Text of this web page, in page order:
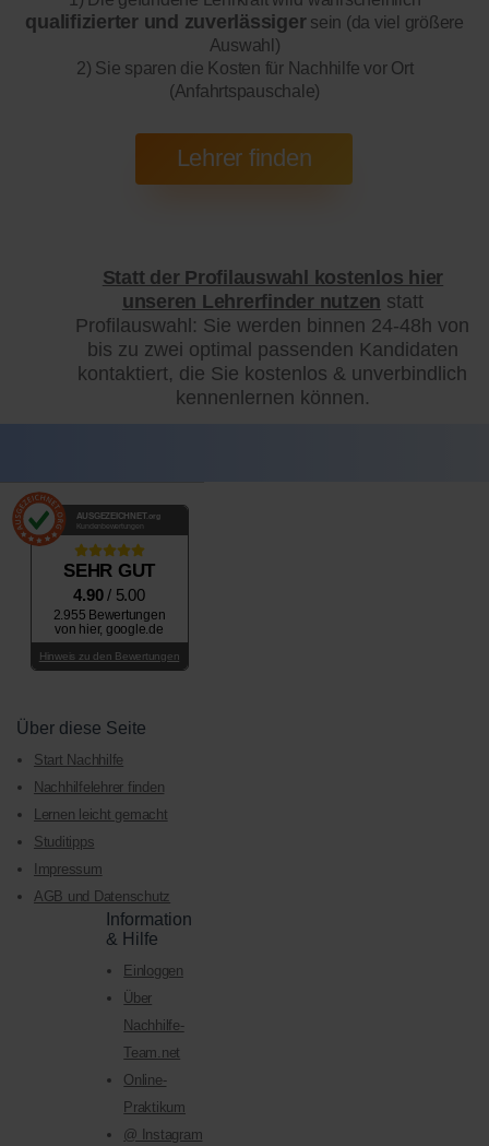
qualifizierter und zuverlässigersein (da viel größere
Auswahl)
2) Sie sparen die Kosten für Nachhilfe vor Ort
(Anfahrtspauschale)
Statt der Profilauswahl kostenlos hier
unseren Lehrerfinder nutzen statt
Profilauswahl: Sie werden binnen 24-48h von
bis zu zwei optimal passenden Kandidaten
kontaktiert, die Sie kostenlos & unverbindlich
kennenlernen können.
AUSGEZEICHNET .org
Kundenbewertungen
SEHR GUT
4.90/ 5.00
2.955 Bewertungen
von hier, google.de
Hinweis zu den Bewertungen
Über diese Seite
Start Nachhilfe
Nachhilfelehrer finden
Lernen leicht gemacht
Studitipps
Impressum
AGB und Datenschutz
Information
& Hilfe
Einloggen
Über
Nachhilfe-
Team.net
Online-
Praktikum
@ Instagram